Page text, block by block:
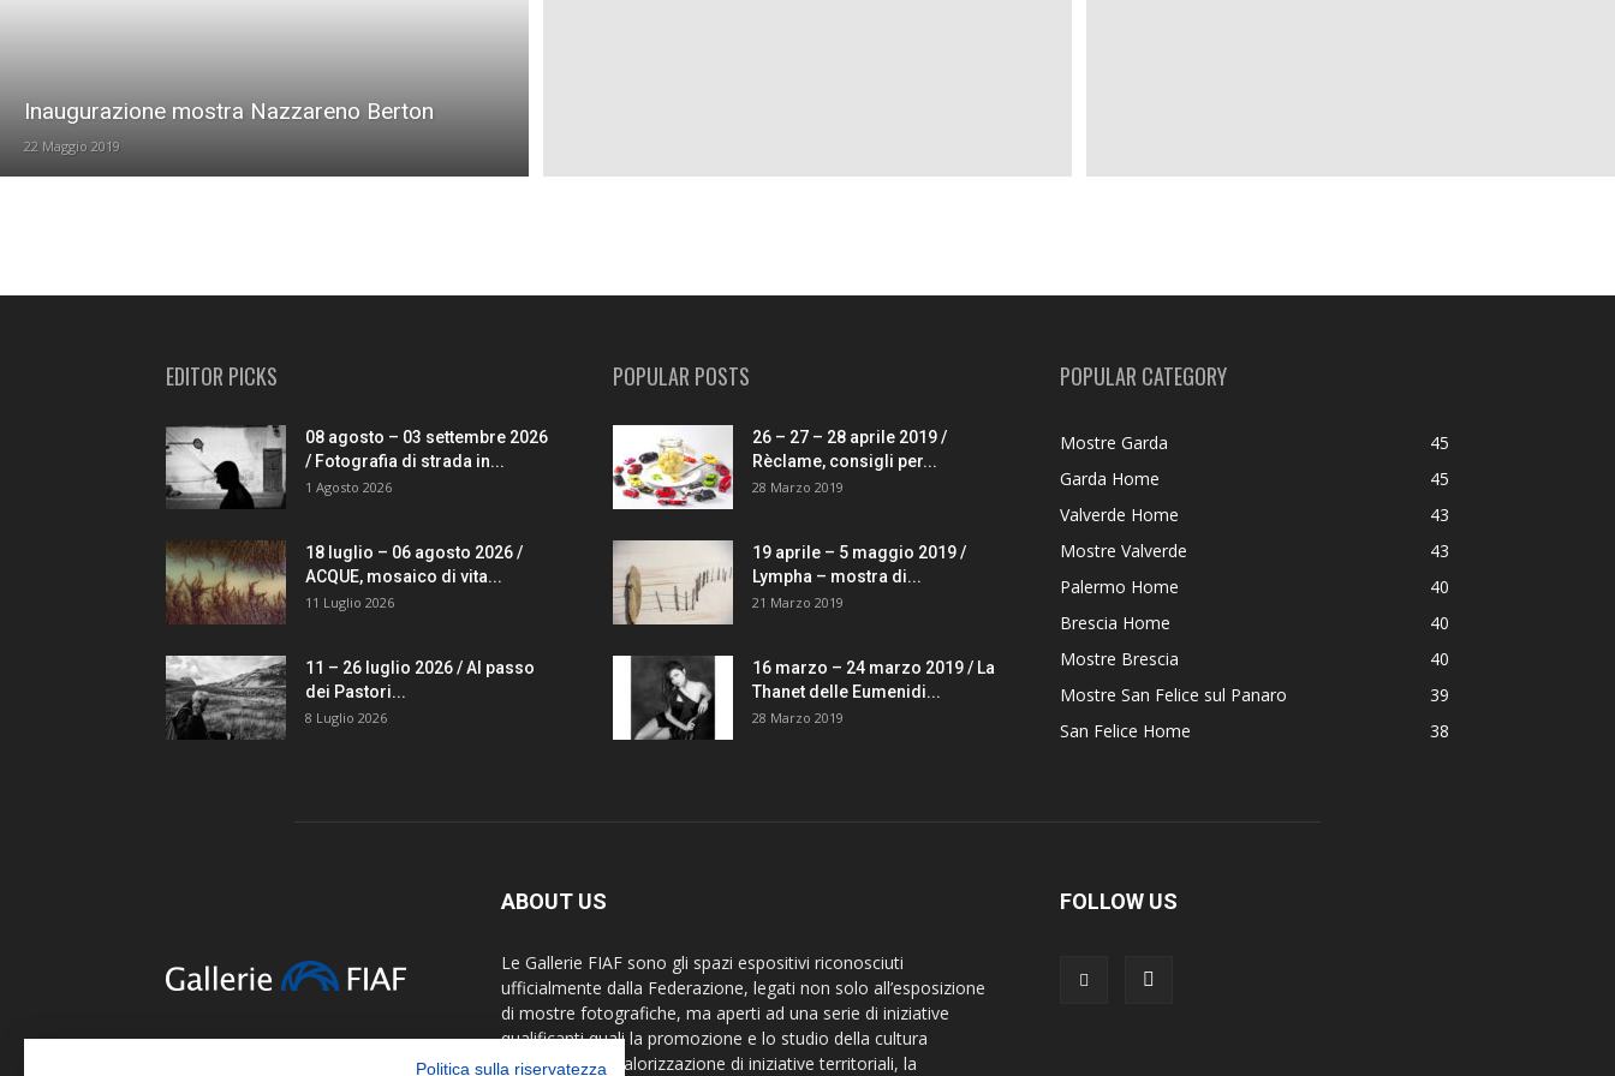
Inaugurazione mostra Nazzareno Berton
22 Maggio 2019
EDITOR PICKS
08 agosto – 03 settembre 2026
/ Fotografia di strada in...
1 Agosto 2026
18 luglio – 06 agosto 2026 /
ACQUE, mosaico di vita...
11 Luglio 2026
11 – 26 luglio 2026 / Al passo
dei Pastori...
8 Luglio 2026
POPULAR POSTS
26 – 27 – 28 aprile 2019 /
Rèclame, consigli per...
28 Marzo 2019
19 aprile – 5 maggio 2019 /
Lympha – mostra di...
21 Marzo 2019
16 marzo – 24 marzo 2019 / La
Thanet delle Eumenidi...
28 Marzo 2019
POPULAR CATEGORY
Mostre Garda
45
Garda Home
45
Valverde Home
43
Mostre Valverde
43
Palermo Home
40
Brescia Home
40
Mostre Brescia
40
Mostre San Felice sul Panaro
39
San Felice Home
38
ABOUT US
Le Gallerie FIAF sono gli spazi espositivi riconosciuti
ufficialmente dalla Federazione, legati non solo all’esposizione
di mostre fotografiche, ma aperti ad una serie di iniziative
qualificanti quali la promozione e lo studio della cultura
fotografica, la valorizzazione di iniziative territoriali, la
FOLLOW US
Politica sulla riservatezza